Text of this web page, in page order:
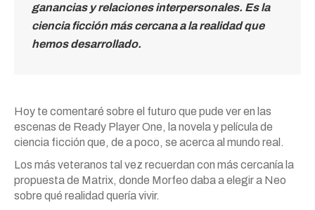
ganancias y relaciones interpersonales. Es la
ciencia ficción más cercana a la realidad que
hemos desarrollado.
Hoy te comentaré sobre el futuro que pude ver en las
escenas de Ready Player One, la novela y película de
ciencia ficción que, de a poco, se acerca al mundo real.
Los más veteranos tal vez recuerdan con más cercanía la
propuesta de Matrix, donde Morfeo daba a elegir a Neo
sobre qué realidad quería vivir.